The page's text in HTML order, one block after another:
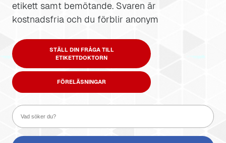
etikett samt bemötande. Svaren är
kostnadsfria och du förblir anonym
STÄLL DIN FRÅGA TILL
ETIKETTDOKTORN
FÖRELÄSNINGAR